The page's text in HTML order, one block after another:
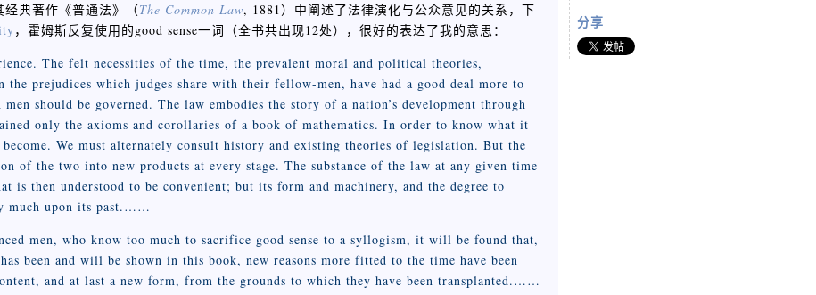
分享
经典著作《普通法》（The Common Law, 1881）中阐述了法律演化与公众意见的关系，下
，霍姆斯反复使用的good sense一词（全书共出现12处），很好的表达了我的意思：
The felt necessities of the time, the prevalent moral and political theories,
prejudices which judges share with their fellow-men, have had a good deal more to
should be governed. The law embodies the story of a nation’s development through
only the axioms and corollaries of a book of mathematics. In order to know what it
We must alternately consult history and existing theories of legislation. But the
of the two into new products at every stage. The substance of the law at any given time
is then understood to be convenient; but its form and machinery, and the degree to
much upon its past.……
men, who know too much to sacrifice good sense to a syllogism, it will be found that,
been and will be shown in this book, new reasons more fitted to the time have been
and at last a new form, from the grounds to which they have been transplanted.……